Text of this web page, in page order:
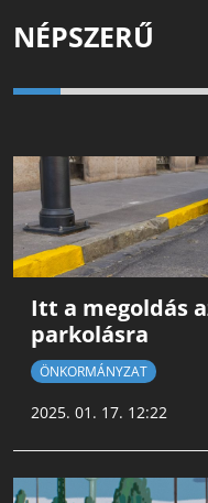
NÉPSZERŰ
Itt a megoldás
parkolásra
ÖNKORMÁNYZAT
2025. 01. 17. 12:22